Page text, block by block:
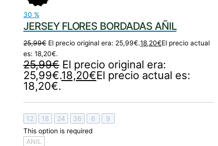
30 %
JERSEY FLORES BORDADAS AÑIL
25,99€ El precio original era: 25,99€.18,20€El precio actual
es: 18,20€.
25,99€ El precio original era:
25,99€.18,20€El precio actual es:
18,20€.
12 18 24 36 6 9
This option is required
ANIL